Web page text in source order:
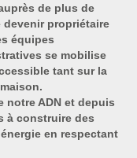
de plus de
devenir propriétaire
équipes
se mobilise
tant sur la
notre ADN et depuis
à construire des
en respectant